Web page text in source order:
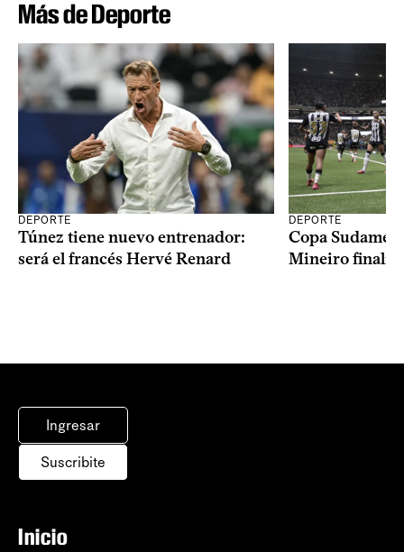
Más de Deporte
DEPORTE
Túnez tiene nuevo entrenador:
será el francés Hervé Renard
DEPORTE
Copa
Mineiro
Ingresar
Suscribite
Inicio